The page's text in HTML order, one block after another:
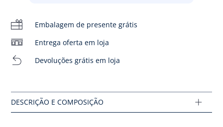
Embalagem de presente grátis
Entrega oferta em loja
Devoluções grátis em loja
- Acabamentos com recortes
- Elástico confortável para um calçar fácil
- Peito do pé dos ténis e patilha macios
- Estes sapatos calçam ligeiramente maior que a biqueira
Tecido principal: 100% couro